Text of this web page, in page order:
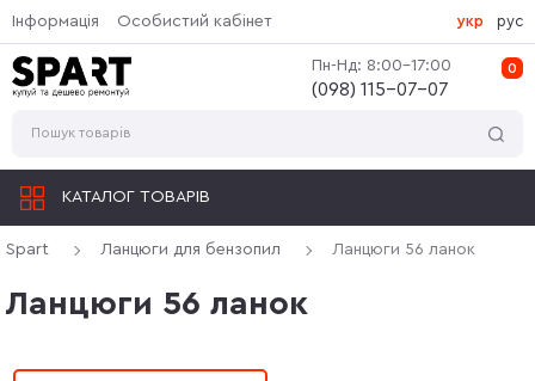
Інформація Особистий кабінет
0
Пн-Нд: 8:00-17:00
(‎098) 115-07-07
укр рус
КАТАЛОГ ТОВАРІВ
Spart Ланцюги для бензопил Ланцюги 56 ланок
Ланцюги 56 ланок